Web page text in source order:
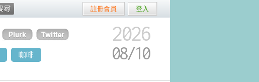
註冊會員 登入
2026
08/10
咖啡